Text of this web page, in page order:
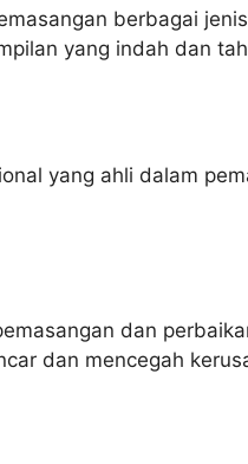
berbagai
yang indah dan
yang ahli dalam
dan
dan mencegah